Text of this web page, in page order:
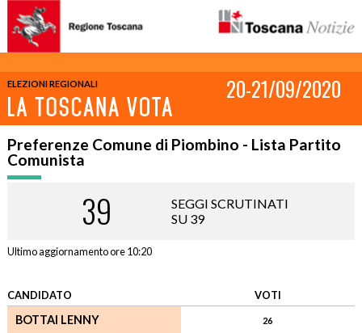
ELEZIONI REGIONALI 20-21/09/2020
Preferenze Comune di Piombino - Lista Partito
Comunista
39
SEGGI SCRUTINATI
SU 39
Ultimo aggiornamento ore 10:20
CANDIDATO VOTI
BOTTAI LENNY 26